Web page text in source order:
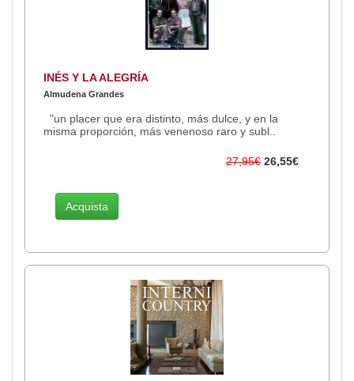
INÉS Y LA ALEGRÍA
Almudena Grandes
"un placer que era distinto, más dulce, y en la
misma proporción, más venenoso raro y subl..
27,95€ 26,55€
Acquista